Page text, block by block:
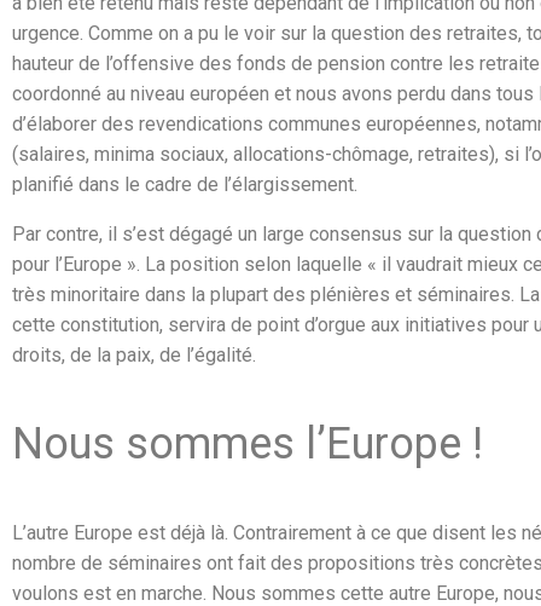
urgence. Comme on a pu le voir sur la question des retraites,
hauteur de l’offensive des fonds de pension contre les
coordonné au niveau européen et nous avons perdu dans
d’élaborer des revendications communes européennes,
(salaires, minima sociaux, allocations-chômage, retraites), si
planifié dans le cadre de l’élargissement.
Par contre, il s’est dégagé un large consensus sur la
pour l’Europe ». La position selon laquelle « il vaudrait mieux
très minoritaire dans la plupart des plénières et séminaires.
cette constitution, servira de point d’orgue aux initiatives pour
droits, de la paix, de l’égalité.
Nous sommes l’Europe !
L’autre Europe est déjà là. Contrairement à ce que disent les
nombre de séminaires ont fait des propositions très
voulons est en marche. Nous sommes cette autre Europe,